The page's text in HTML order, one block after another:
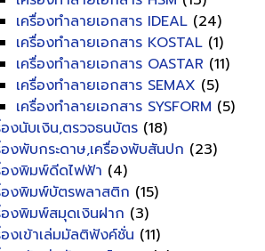
เครื่องทำลายเอกสาร IDEAL (24)
เครื่องทำลายเอกสาร KOSTAL (1)
เครื่องทำลายเอกสาร OASTAR (11)
เครื่องทำลายเอกสาร SEMAX (5)
เครื่องทำลายเอกสาร SYSFORM (5)
องนับเงิน,ตรวจธนบัตร (18)
องพับกระดาษ,เครื่องพับสันปก (23)
องพิมพ์ดีดไฟฟ้า (4)
องพิมพ์บัตรพลาสติก (15)
องพิมพ์สมุดเงินฝาก (3)
องเข้าเล่มมัลติฟังค์ชั่น (11)